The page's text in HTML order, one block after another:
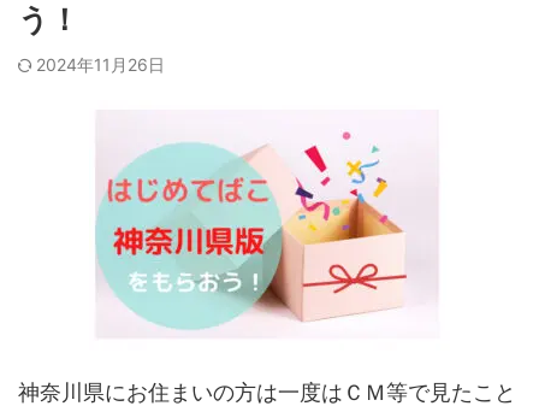
う！
2024年11月26日
神奈川県にお住まいの方は一度はＣＭ等で見たこと